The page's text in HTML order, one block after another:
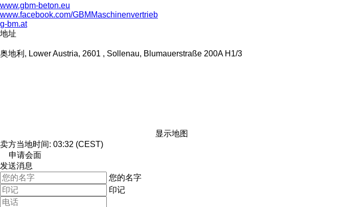
www.gbm-beton.eu
www.facebook.com/GBMMaschinenvertrieb
g-bm.at
地址
奥地利, Lower Austria, 2601 , Sollenau, Blumauerstraße 200A H1/3
显示地图
卖方当地时间: 03:32 (CEST)
申请会面
发送消息
您的名字
印记